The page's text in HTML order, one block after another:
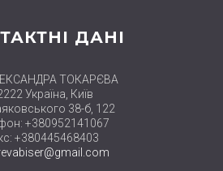
ДАНІ
ТОКАРЄВА
Україна, Київ
38-б, 122
+380952141067
+380445468403